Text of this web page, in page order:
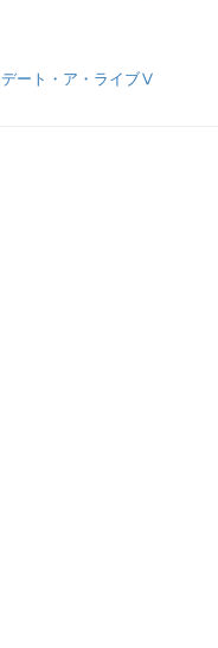
デート・ア・ライブⅤ